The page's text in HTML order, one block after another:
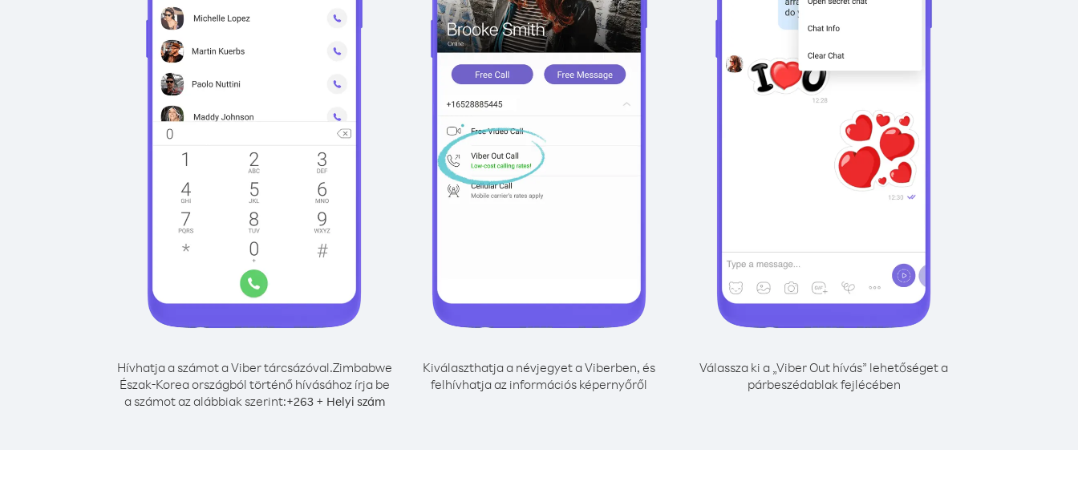
Hívhatja a számot a Viber tárcsázóval.Zimbabwe
Észak-Korea országból történő hívásához írja be
a számot az alábbiak szerint:+263+ Helyi szám
Kiválaszthatja a névjegyet a Viberben, és
felhívhatja az információs képernyőről
Válassza ki a „Viber Out hívás” lehetőséget a
párbeszédablak fejlécében